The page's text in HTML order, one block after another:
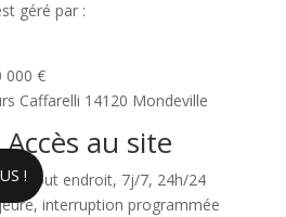
géré par :
000 €
Caffarelli 14120 Mondeville
au site
tout endroit, 7j/7, 24h/24
interruption programmée
!